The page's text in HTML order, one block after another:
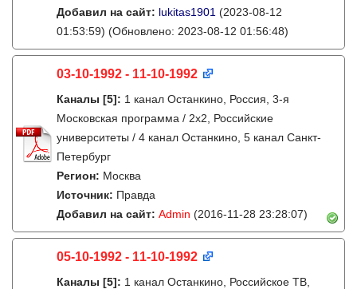
Добавил на сайт: lukitas1901 (2023-08-12
01:53:59) (Обновлено: 2023-08-12 01:56:48)
03-10-1992 - 11-10-1992
Каналы [5]: 1 канал Останкино, Россия, 3-я
Московская программа / 2x2, Российские
университеты / 4 канал Останкино, 5 канал Санкт-
Петербург
Регион: Москва
Источник: Правда
Добавил на сайт: Admin (2016-11-28 23:28:07)
05-10-1992 - 11-10-1992
Каналы [5]: 1 канал Останкино, Российское ТВ,